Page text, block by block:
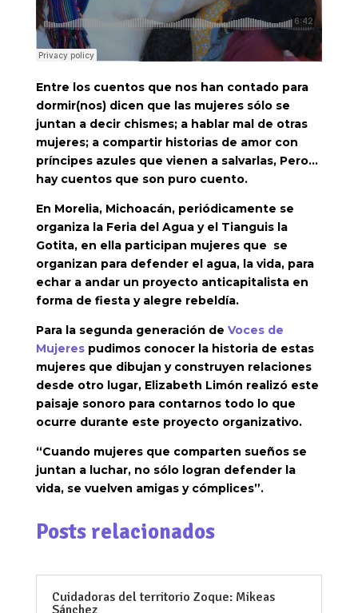
Entre los cuentos que nos han contado para
dormir(nos) dicen que las mujeres sólo se
juntan a decir chismes; a hablar mal de otras
mujeres; a compartir historias de amor con
príncipes azules que vienen a salvarlas, Pero…
hay cuentos que son puro cuento.
En Morelia, Michoacán, periódicamente se
organiza la Feria del Agua y el Tianguis la
Gotita, en ella participan mujeres que se
organizan para defender el agua, la vida, para
echar a andar un proyecto anticapitalista en
forma de fiesta y alegre rebeldía.
Para la segunda generación de Voces de
Mujerespudimos conocer la historia de estas
mujeres que dibujan y construyen relaciones
desde otro lugar, Elizabeth Limón realizó este
paisaje sonoro para contarnos todo lo que
ocurre durante este proyecto organizativo.
“Cuando mujeres que comparten sueños se
juntan a luchar, no sólo logran defender la
vida, se vuelven amigas y cómplices”.
Posts relacionados
Cuidadoras del territorio Zoque: Mikeas